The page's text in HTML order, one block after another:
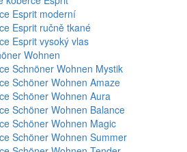
Esprit moderní
Esprit ručně tkané
Esprit vysoký vlas
Wohnen
Schnöner Wohnen Mystik
Schöner Wohnen Amaze
Schöner Wohnen Aura
Schöner Wohnen Balance
Schöner Wohnen Magic
Schöner Wohnen Summer